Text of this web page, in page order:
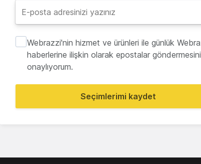
Webrazzi'nin hizmet ve ürünleri ile günlük
haberlerine ilişkin olarak epostalar göndermesini
onaylıyorum.
Seçimlerimi kaydet